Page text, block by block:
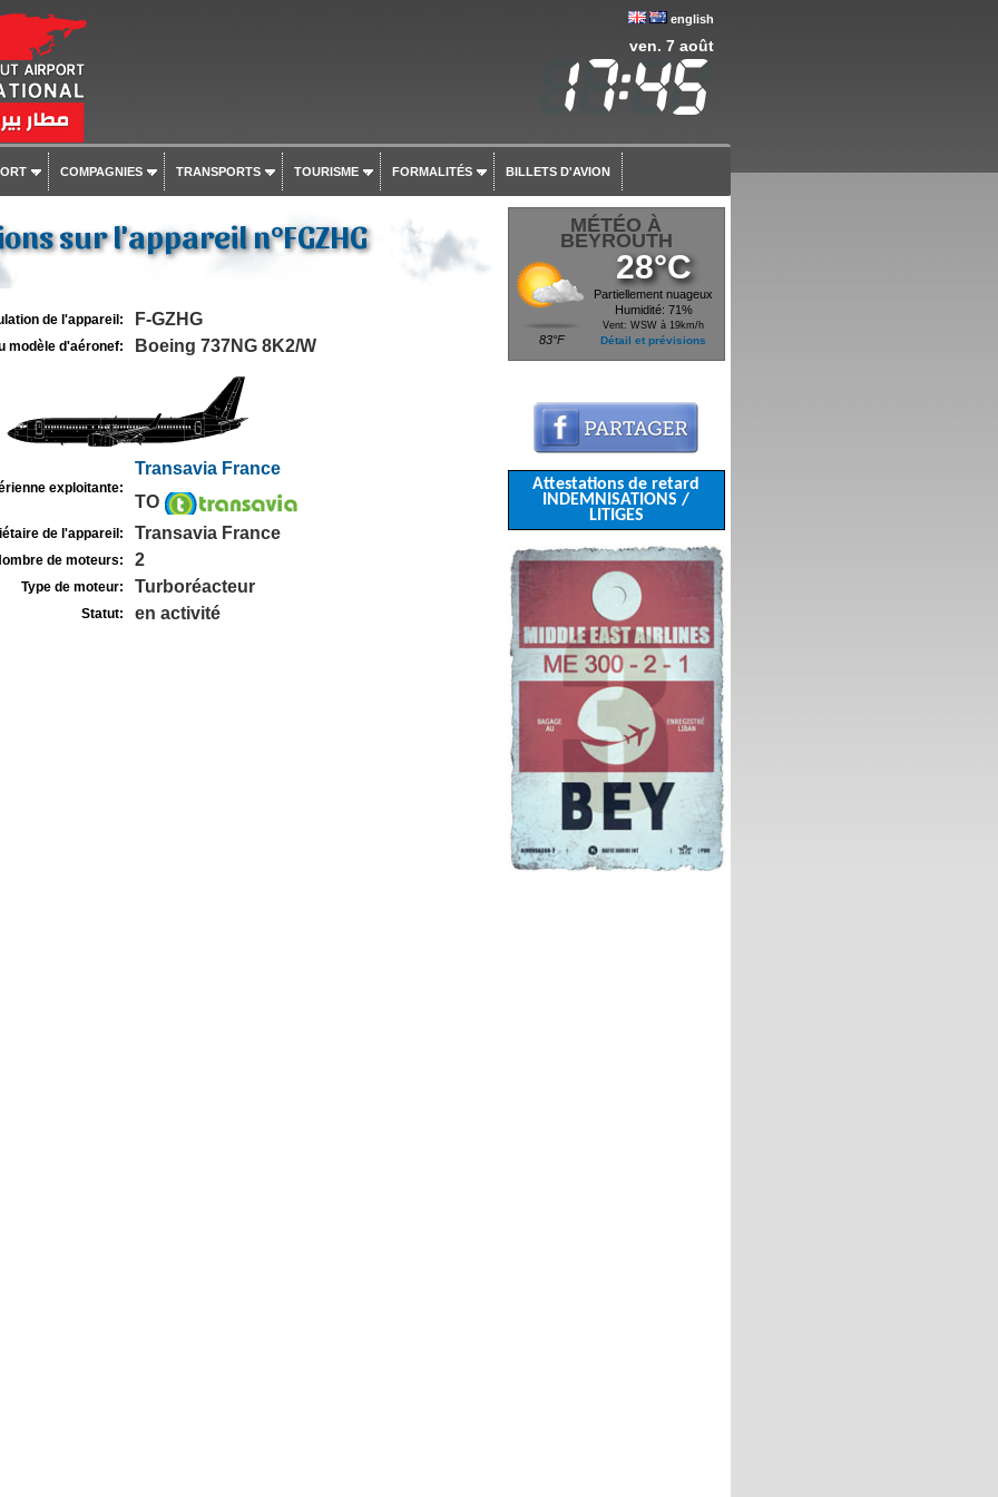
english
ven. 7 août
COMPAGNIES TRANSPORTS TOURISME FORMALITÉS BILLETS D'AVION
sur l'appareil n°FGZHG
de l'appareil: F-GZHG
modèle d'aéronef: Boeing 737NG 8K2/W
exploitante:
Transavia France
TO
de l'appareil: Transavia France
de moteurs: 2
Type de moteur: Turboréacteur
Statut: en activité
MÉTÉO À
BEYROUTH
83°F
28°C
Partiellement nuageux
Humidité: 71%
Vent: WSW à 19km/h
Détail et prévisions
Attestations de retard
INDEMNISATIONS /
LITIGES